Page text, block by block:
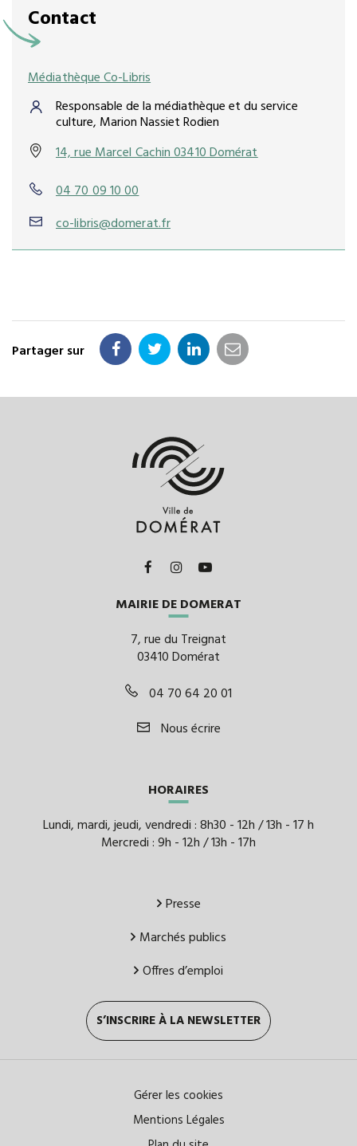
Contact
Médiathèque Co-Libris
Responsable de la médiathèque et du service
culture, Marion Nassiet Rodien
14, rue Marcel Cachin 03410 Domérat
04 70 09 10 00
co-libris@domerat.fr
Partager sur
Partager
Facebook
Partager
Twitter
Partager
LinkedIn
Partager
email
Lien
le
compte
Facebook
Lien
le
compte
Instagram
la
Youtube
MAIRIE DE DOMERAT
7, rue du Treignat
03410 Domérat
04 70 64 20 01
Nous écrire
HORAIRES
Lundi, mardi, jeudi, vendredi : 8h30 - 12h / 13h - 17 h
Mercredi : 9h - 12h / 13h - 17h
Presse
Marchés publics
Offres d’emploi
S’INSCRIRE À LA NEWSLETTER
Gérer les cookies
Mentions Légales